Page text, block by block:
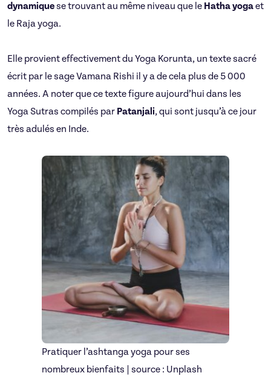
dynamiquese trouvant au même niveau que le Hathayogaet
le Raja yoga.
Elle provient effectivement du Yoga Korunta, un texte sacré
écrit par le sage Vamana Rishi il y a de cela plus de 5 000
années. A noter que ce texte figure aujourd’hui dans les
Yoga Sutras compilés par Patanjali, qui sont jusqu’à ce jour
très adulés en Inde.
Pratiquer l’ashtanga yoga pour ses
nombreux bienfaits | source : Unplash